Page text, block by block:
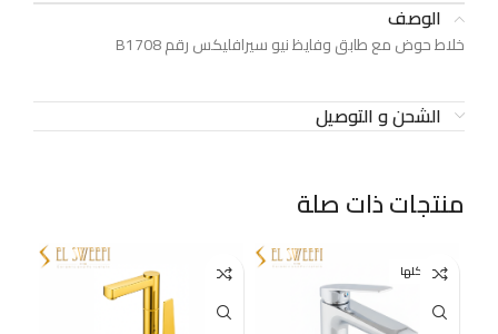
الوصف
خلاط حوض مع طابق وفايظ نيو سيرافليكس رقم B1708
الشحن و التوصيل
منتجات ذات صلة
بيعت كلها